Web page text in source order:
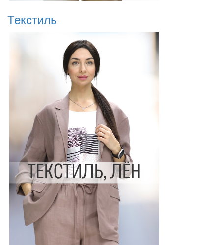
Текстиль